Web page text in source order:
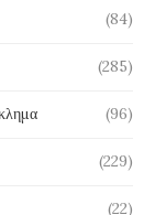
(84)
(285)
(96)
(229)
(22)